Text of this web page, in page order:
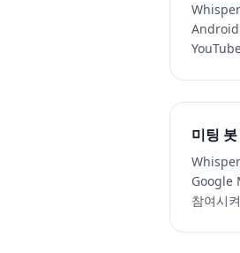
Android
미팅 봇
Google
참여시